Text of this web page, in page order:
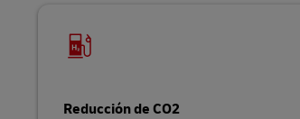
Reducción de CO2